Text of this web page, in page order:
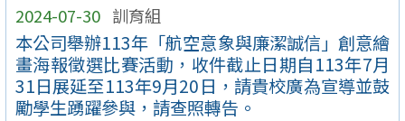
2024-07-30 訓育組
本公司舉辦113年「航空意象與廉潔誠信」創意繪
畫海報徵選比賽活動，收件截止日期自113年7月
31日展延至113年9月20日，請貴校廣為宣導並鼓
勵學生踴躍參與，請查照轉告。